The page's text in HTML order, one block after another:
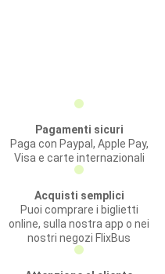
Pagamenti sicuri
Paga con Paypal, Apple Pay,
Visa e carte internazionali
Acquisti semplici
Puoi comprare i biglietti
online, sulla nostra app o nei
nostri negozi FlixBus